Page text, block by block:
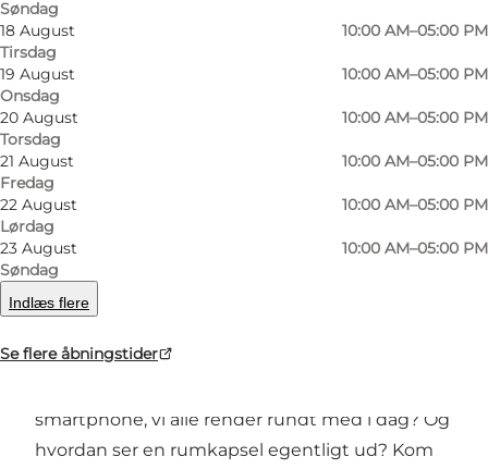
Søndag
18 August
Tirsdag
10:00 AM–05:00 PM
19 August
Onsdag
10:00 AM–05:00 PM
20 August
Torsdag
10:00 AM–05:00 PM
21 August
Fredag
10:00 AM–05:00 PM
22 August
Lørdag
10:00 AM–05:00 PM
23 August
Søndag
10:00 AM–05:00 PM
Indlæs flere
Se flere åbningstider
Foto
Hvordan så de allerførste biler ud? Hvordan har
smartphone, vi alle render rundt med i dag? Og
hvordan ser en rumkapsel egentligt ud? Kom